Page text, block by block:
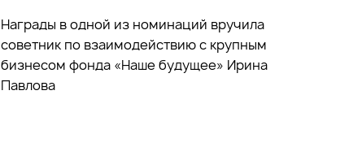
Награды в одной из номинаций вручила
советник по взаимодействию с крупным
бизнесом фонда «Наше будущее» Ирина
Павлова